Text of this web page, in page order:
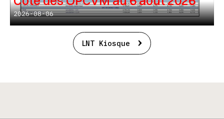
2026-08-06
LNT Kiosque